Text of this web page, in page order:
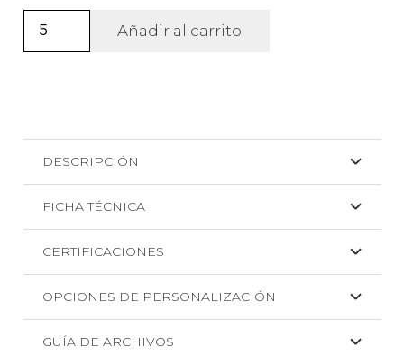
Toalla
Cork
BORDADO
cantidad
Añadir al carrito
DESCRIPCIÓN
FICHA TÉCNICA
CERTIFICACIONES
OPCIONES DE PERSONALIZACIÓN
GUÍA DE ARCHIVOS